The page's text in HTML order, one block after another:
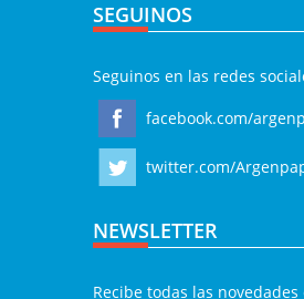
SEGUINOS
Seguinos en las redes
facebook.com/
twitter.com/
NEWSLETTER
Recibe todas las